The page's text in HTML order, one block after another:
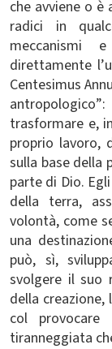
che avviene o
radici in
meccanismi
direttamente
Centesimus
trasformare e,
proprio lavoro,
sulla base della
parte di Dio.
della terra,
volontà, come
una
può, sì,
svolgere il suo
della
col
tiranneggiata